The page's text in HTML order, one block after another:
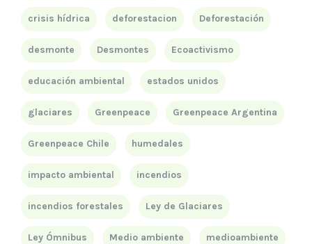
crisis hídrica deforestacion Deforestación
desmonte Desmontes Ecoactivismo
educación ambiental estados unidos
glaciares Greenpeace Greenpeace Argentina
Greenpeace Chile humedales
impacto ambiental incendios
incendios forestales Ley de Glaciares
Ley Ómnibus Medio ambiente medioambiente